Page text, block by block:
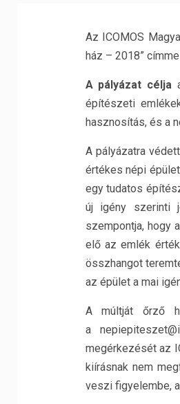
Az ICOMOS
ház – 2018”
A pályázat célja
építészeti
hasznosítás, és a
A pályázatra
értékes népi
egy tudatos
új igény szerinti
szempontja, hogy
elő az emlék
összhangot
az épület a mai
A múltját őrző
a
megérkezését az
kiírásnak nem
veszi figyelembe,